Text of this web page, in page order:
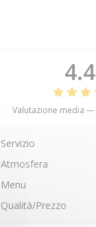
4.4
Valutazione media —
Servizio
Atmosfera
Menu
Qualità/Prezzo